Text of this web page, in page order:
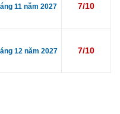
11 năm 2027 7/10
12 năm 2027 7/10